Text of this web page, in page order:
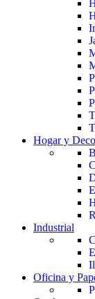
Hogar y
Industrial
Oficina y